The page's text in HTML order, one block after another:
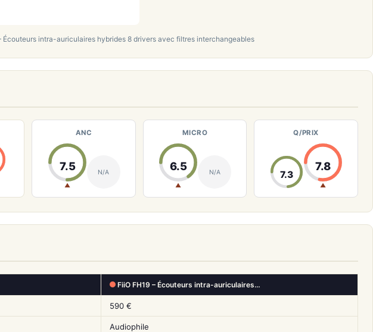
Écouteurs intra-auriculaires hybrides 8 drivers avec filtres interchangeables
ANC
7.5
▲
N/A
MICRO
6.5
▲
N/A
Q/PRIX
7.3
7.8
▲
FiiO FH19 – Écouteurs intra-auriculaires…
590 €
Audiophile